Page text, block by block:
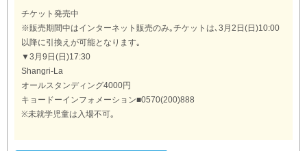
チケット発売中
※販売期間中はインターネット販売のみ｡チケットは､3月2日(日)10:00
以降に引換えが可能となります｡
▼3月9日(日)17:30
Shangri-La
オールスタンディング4000円
キョードーインフォメーション■0570(200)888
※未就学児童は入場不可｡